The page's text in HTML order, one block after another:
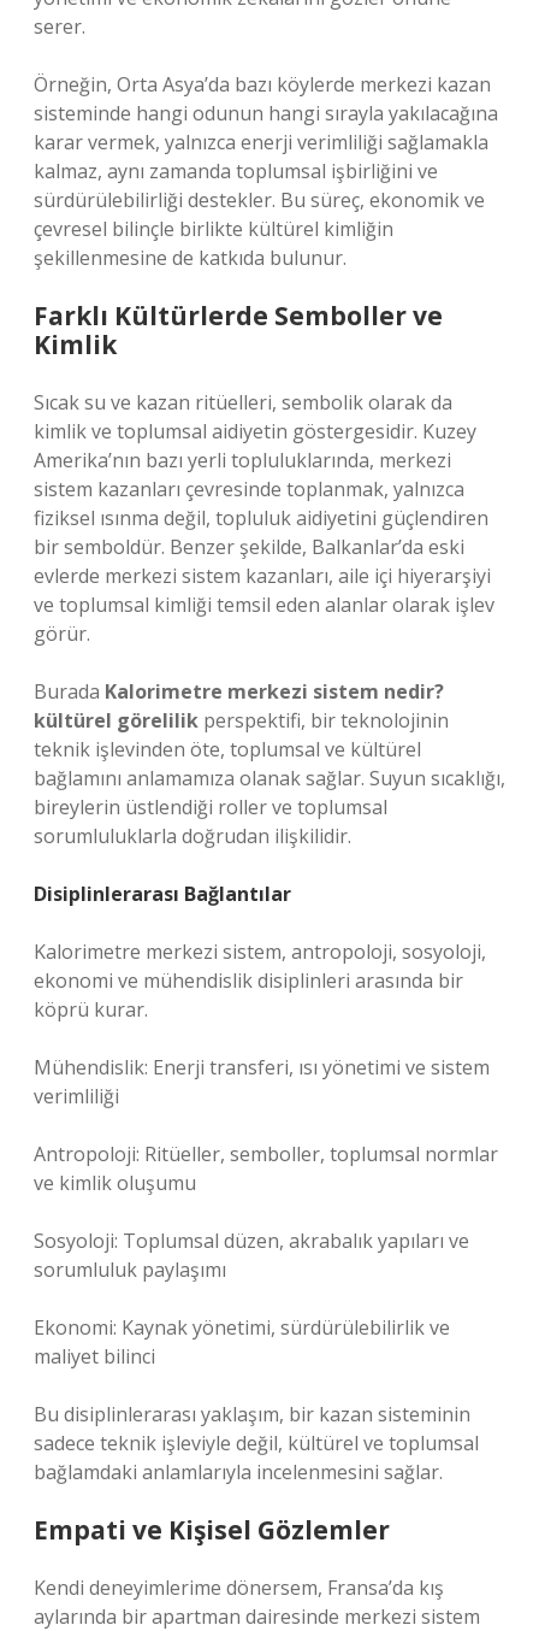
serer.
Örneğin, Orta Asya’da bazı köylerde merkezi kazan
sisteminde hangi odunun hangi sırayla yakılacağına
karar vermek, yalnızca enerji verimliliği sağlamakla
kalmaz, aynı zamanda toplumsal işbirliğini ve
sürdürülebilirliği destekler. Bu süreç, ekonomik ve
çevresel bilinçle birlikte kültürel kimliğin
şekillenmesine de katkıda bulunur.
Farklı Kültürlerde Semboller ve
Kimlik
Sıcak su ve kazan ritüelleri, sembolik olarak da
kimlik ve toplumsal aidiyetin göstergesidir. Kuzey
Amerika’nın bazı yerli topluluklarında, merkezi
sistem kazanları çevresinde toplanmak, yalnızca
fiziksel ısınma değil, topluluk aidiyetini güçlendiren
bir semboldür. Benzer şekilde, Balkanlar’da eski
evlerde merkezi sistem kazanları, aile içi hiyerarşiyi
ve toplumsal kimliği temsil eden alanlar olarak işlev
görür.
Burada Kalorimetre merkezi sistem nedir?
kültürel görelilik perspektifi, bir teknolojinin
teknik işlevinden öte, toplumsal ve kültürel
bağlamını anlamamıza olanak sağlar. Suyun sıcaklığı,
bireylerin üstlendiği roller ve toplumsal
sorumluluklarla doğrudan ilişkilidir.
Disiplinlerarası Bağlantılar
Kalorimetre merkezi sistem, antropoloji, sosyoloji,
ekonomi ve mühendislik disiplinleri arasında bir
köprü kurar.
Mühendislik: Enerji transferi, ısı yönetimi ve sistem
verimliliği
Antropoloji: Ritüeller, semboller, toplumsal normlar
ve kimlik oluşumu
Sosyoloji: Toplumsal düzen, akrabalık yapıları ve
sorumluluk paylaşımı
Ekonomi: Kaynak yönetimi, sürdürülebilirlik ve
maliyet bilinci
Bu disiplinlerarası yaklaşım, bir kazan sisteminin
sadece teknik işleviyle değil, kültürel ve toplumsal
bağlamdaki anlamlarıyla incelenmesini sağlar.
Empati ve Kişisel Gözlemler
Kendi deneyimlerime dönersem, Fransa’da kış
aylarında bir apartman dairesinde merkezi sistem